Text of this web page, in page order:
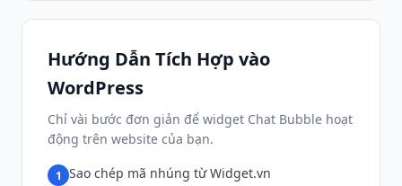
Hướng Dẫn Tích Hợp vào
WordPress
Chỉ vài bước đơn giản để widget Chat Bubble hoạt
động trên website của bạn.
1 Sao chép mã nhúng từ Widget.vn